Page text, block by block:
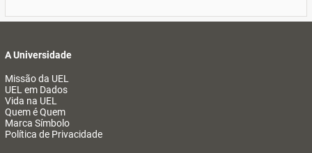
A Universidade
Missão da UEL
UEL em Dados
Vida na UEL
Quem é Quem
Marca Símbolo
Política de Privacidade